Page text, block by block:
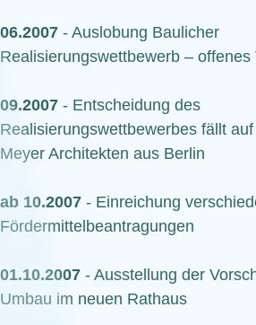
06.2007 - Auslobung Baulicher
Realisierungswettbewerb – offenes
09.2007 - Entscheidung des
Realisierungswettbewerbes fällt
Meyer Architekten aus Berlin
ab 10.2007 - Einreichung
Fördermittelbeantragungen
01.10.2007 - Ausstellung der
Umbau im neuen Rathaus